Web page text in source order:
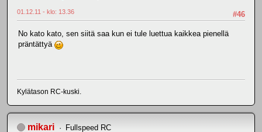
#46
01.12.11 - klo: 13.36
No kato kato, sen siitä saa kun ei tule luettua kaikkea pienellä
präntättyä
Kylätason RC-kuski.
mikari Fullspeed RC